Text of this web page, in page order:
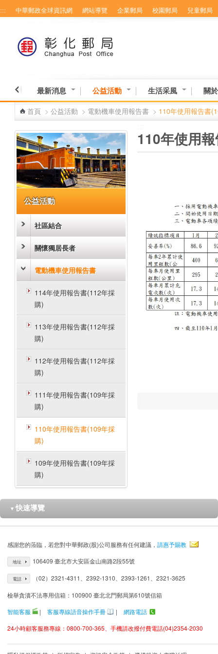
跳到主要內容區塊
::: 中華郵政全球資訊網 網站導覽 企業郵局 校園郵局 兒童郵局
最新消息 公益活動 生活采風 關
首頁 > 公益活動 > 電動機車使用報告書 > 110年使用報告書
公益活動
社區結合
關懷獨居長者
電動機車使用報告書
114年使用報告書(112年採
購)
113年使用報告書(112年採
購)
112年使用報告書(112年採
購)
111年使用報告書(109年採
購)
110年使用報告書(109年採
購)
109年使用報告書(109年採
購)
110年使用
▼ 快速導覽
感謝您的蒞臨，若您對中華郵政(股)公司服務有任何建議， 請惠予賜教
地址 106409 臺北市大安區金山南路2段55號
電話 （02）2321-4311、2392-1310、2393-1261、2321-3625
檢舉貪瀆不法專用信箱：100900 臺北北門郵局第610號信箱
智能客服
| 客服專線語音操作手冊 |
網路電話
24小時顧客服務專線：0800-700-365、手機請改撥付費電話(04)2354-2030